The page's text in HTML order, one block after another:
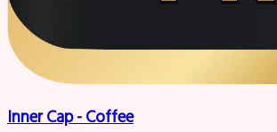
Inner Cap - Coffee